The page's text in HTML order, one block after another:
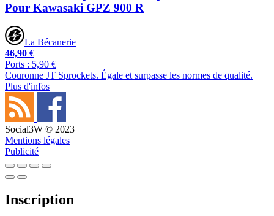
Pour Kawasaki GPZ 900 R
La Bécanerie
46,90 €
Ports : 5,90 €
Couronne JT Sprockets. Égale et surpasse les normes de qualité.
Plus d'infos
Social3W © 2023
Mentions légales
Publicité
Inscription